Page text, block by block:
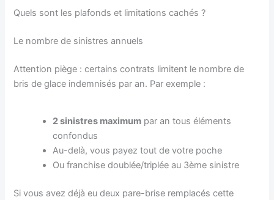
Quels sont les plafonds et limitations cachés ?
Le nombre de sinistres annuels
Attention piège : certains contrats limitent le nombre de
bris de glace indemnisés par an. Par exemple :
2 sinistres maximum par an tous éléments
confondus
Au-delà, vous payez tout de votre poche
Ou franchise doublée/triplée au 3ème sinistre
Si vous avez déjà eu deux pare-brise remplacés cette